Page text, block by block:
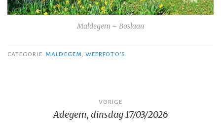
Maldegem – Boslaan
CATEGORIE MALDEGEM, WEERFOTO'S
navigatie
VORIGE
Adegem, dinsdag 17/03/2026